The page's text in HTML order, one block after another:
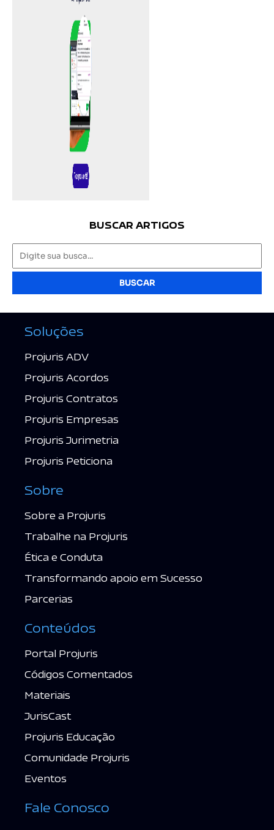
BUSCAR ARTIGOS
BUSCAR
Soluções
Projuris ADV
Projuris Acordos
Projuris Contratos
Projuris Empresas
Projuris Jurimetria
Projuris Peticiona
Sobre
Sobre a Projuris
Trabalhe na Projuris
Ética e Conduta
Transformando apoio em Sucesso
Parcerias
Conteúdos
Portal Projuris
Códigos Comentados
Materiais
JurisCast
Projuris Educação
Comunidade Projuris
Eventos
Fale Conosco